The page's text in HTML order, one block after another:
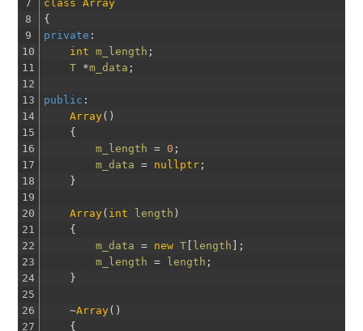
7
8
9
10
11
12
13
14
15
16
17
18
19
20
21
22
23
24
25
26
27
class
Array
{
private :
int
m_length ;
T *m_data ;
public :
Array( )
{
m_length
= 0 ;
m_data
= nullptr ;
}
Array( int length )
{
m_data
= new T length
;
m_length
= length ;
}
~Array( )
{